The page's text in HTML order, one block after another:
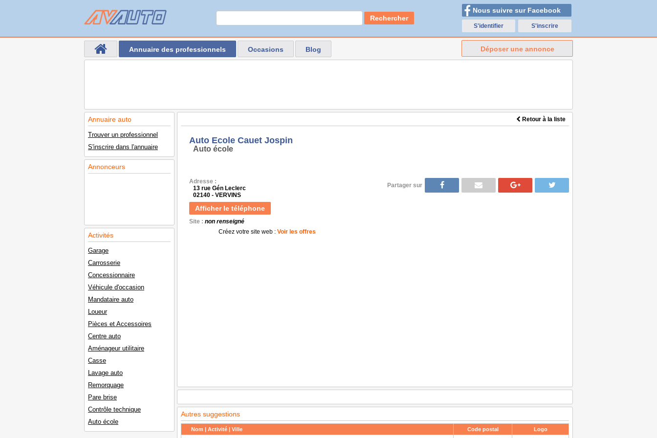
Rechercher
Nous suivre sur Facebook
S'identifier S'inscrire
Annuaire des professionnels Occasions Blog Déposer une annonce
Annuaire auto
Trouver un professionnel
S'inscrire dans l'annuaire
Annonceurs
Activités
Garage
Carrosserie
Concessionnaire
Véhicule d'occasion
Mandataire auto
Loueur
Pièces et Accessoires
Centre auto
Aménageur utilitaire
Casse
Lavage auto
Remorquage
Pare brise
Contrôle technique
Auto école
Retour à la liste
Auto Ecole Cauet Jospin
Auto école
Adresse :
13 rue Gén Leclerc
02140 - VERVINS
Afficher le téléphone
Site : non renseigné
Créez votre site web : Voir les offres
Partager sur
Autres suggestions
Nom | Activité | Ville Code postal Logo